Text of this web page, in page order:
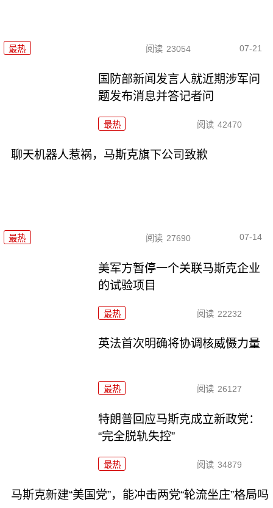
最热 阅读 23054 07-21
国防部新闻发言人就近期涉军问
题发布消息并答记者问
最热 阅读 42470
聊天机器人惹祸，马斯克旗下公司致歉
最热 阅读 27690 07-14
美军方暂停一个关联马斯克企业
的试验项目
最热 阅读 22232
英法首次明确将协调核威慑力量
最热 阅读 26127
特朗普回应马斯克成立新政党：
“完全脱轨失控”
最热 阅读 34879
马斯克新建“美国党”，能冲击两党“轮流坐庄”格局吗